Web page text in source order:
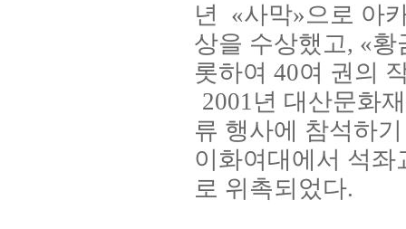
년
«사막»으로 아
상을 수상했고, «황
롯하여 40여 권의
2001년 대산문화
류 행사에 참석하
이화여대에서 석좌
로 위촉되었다.